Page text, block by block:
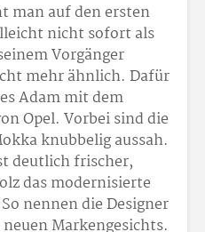
man auf den ersten
nicht sofort als
Vorgänger
mehr ähnlich. Dafür
Adam mit dem
Opel. Vorbei sind die
knubbelig aussah.
deutlich frischer,
das modernisierte
nennen die Designer
Markengesichts.